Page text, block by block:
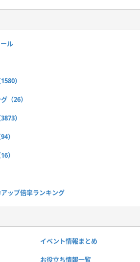
ル
）
（26）
）
）
）
ップ倍率ランキング
イベント情報まとめ
お役立ち情報一覧